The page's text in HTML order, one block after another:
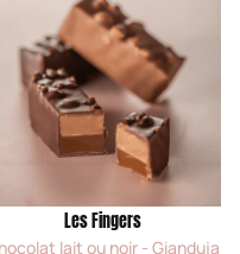
Les Fingers
lait ou noir - Gianduja